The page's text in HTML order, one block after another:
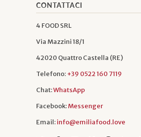
CONTATTACI
4 FOOD SRL
Via Mazzini 18/1
42020 Quattro Castella (RE)
Telefono:+39 0522 160 7119
Chat:WhatsApp
Facebook:Messenger
Email:info@emiliafood.love